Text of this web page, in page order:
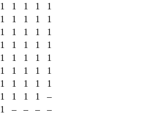
1 1 1 1
1
1 1 1 1
1
1 1 1 1
1
1 1 1 1
1
1 1 1 1
1
1 1 1 1
1
1 1 1 1
1
1 1 1 1
–
1 – – –
–